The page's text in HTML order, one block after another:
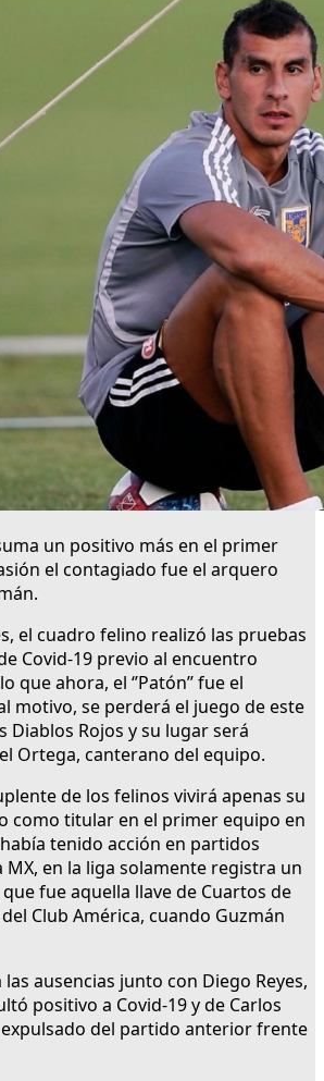
un positivo más en el primer
el contagiado fue el arquero
el cuadro felino realizó las pruebas
Covid-19 previo al encuentro
ahora, el ‘’Patón’’ fue el
motivo, se perderá el juego de este
Rojos y su lugar será
Ortega, canterano del equipo.
de los felinos vivirá apenas su
como titular en el primer equipo en
había tenido acción en partidos
MX, en la liga solamente registra un
fue aquella llave de Cuartos de
Club América, cuando Guzmán
ausencias junto con Diego Reyes,
positivo a Covid-19 y de Carlos
del partido anterior frente